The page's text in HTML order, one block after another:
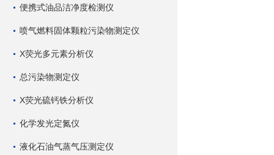
便携式油品洁净度检测仪
喷气燃料固体颗粒污染物测定仪
X荧光多元素分析仪
总污染物测定仪
X荧光硫钙铁分析仪
化学发光定氮仪
液化石油气蒸气压测定仪